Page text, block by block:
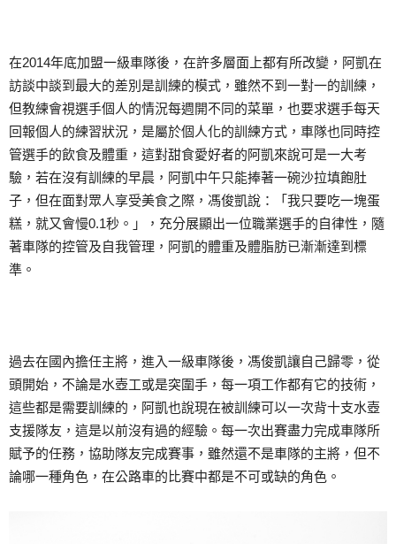
在2014年底加盟一級車隊後，在許多層面上都有所改變，阿凱在
訪談中談到最大的差別是訓練的模式，雖然不到一對一的訓練，
但教練會視選手個人的情況每週開不同的菜單，也要求選手每天
回報個人的練習狀況，是屬於個人化的訓練方式，車隊也同時控
管選手的飲食及體重，這對甜食愛好者的阿凱來說可是一大考
驗，若在沒有訓練的早晨，阿凱中午只能捧著一碗沙拉填飽肚
子，但在面對眾人享受美食之際，馮俊凱說：「我只要吃一塊蛋
糕，就又會慢0.1秒。」，充分展顯出一位職業選手的自律性，隨
著車隊的控管及自我管理，阿凱的體重及體脂肪已漸漸達到標
準。
過去在國內擔任主將，進入一級車隊後，馮俊凱讓自己歸零，從
頭開始，不論是水壺工或是突圍手，每一項工作都有它的技術，
這些都是需要訓練的，阿凱也說現在被訓練可以一次背十支水壺
支援隊友，這是以前沒有過的經驗。每一次出賽盡力完成車隊所
賦予的任務，協助隊友完成賽事，雖然還不是車隊的主將，但不
論哪一種角色，在公路車的比賽中都是不可或缺的角色。